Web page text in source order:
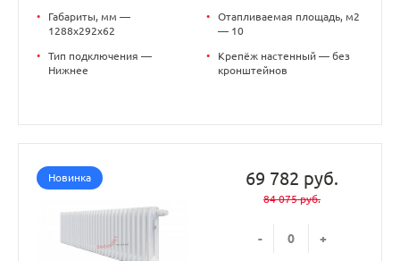
•
Габариты, мм —
1288x292x62
•
Тип подключения —
Нижнее
•
Отапливаемая площадь, м2
— 10
•
Крепёж настенный — без
кронштейнов
Новинка 69 782 руб.
84 075 руб.
- +